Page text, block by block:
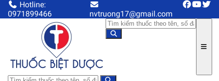
Hotline:
0971899466
nvtruong17@gmail.com